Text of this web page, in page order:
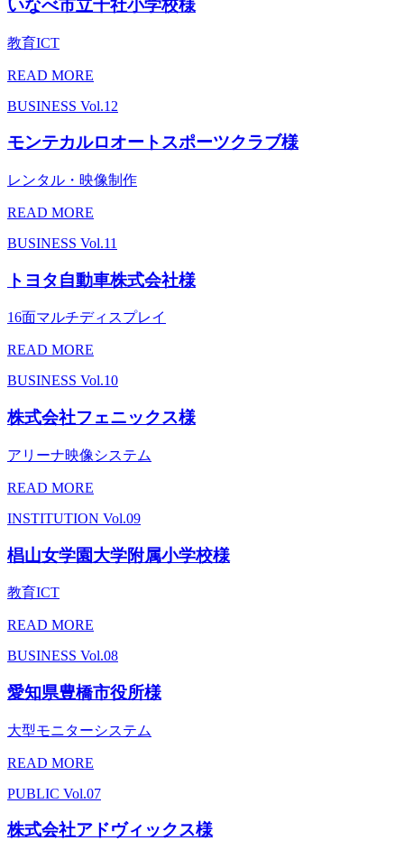
いなべ市立十社小学校様
教育ICT
READ MORE
BUSINESS Vol.12
モンテカルロオートスポーツクラブ様
レンタル・映像制作
READ MORE
BUSINESS Vol.11
トヨタ自動車株式会社様
16面マルチディスプレイ
READ MORE
BUSINESS Vol.10
株式会社フェニックス様
アリーナ映像システム
READ MORE
INSTITUTION Vol.09
椙山女学園大学附属小学校様
教育ICT
READ MORE
BUSINESS Vol.08
愛知県豊橋市役所様
大型モニターシステム
READ MORE
PUBLIC Vol.07
株式会社アドヴィックス様